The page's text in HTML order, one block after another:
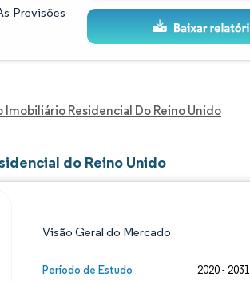
Previsões
Imobiliário Residencial Do Reino Unido
do Reino Unido
Visão Geral do Mercado
Período de Estudo 2020 - 2031